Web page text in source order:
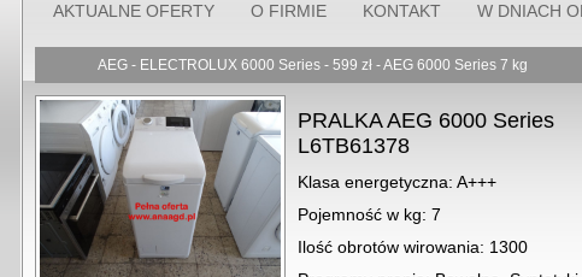
AKTUALNE OFERTY O FIRMIE KONTAKT W DNIACH
AEG - ELECTROLUX 6000 Series - 599 zł - AEG 6000 Series 7 kg
PRALKA AEG 6000 Series
L6TB61378
Klasa energetyczna: A+++
Pojemność w kg: 7
Ilość obrotów wirowania: 1300
SUSZARKA